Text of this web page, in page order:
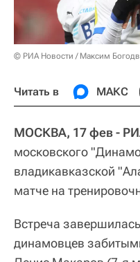
© РИА Новости / Максим
Читать в МАКС
МОСКВА, 17 фев -
московского
владикавказской
матче на
Встреча
динамовцев